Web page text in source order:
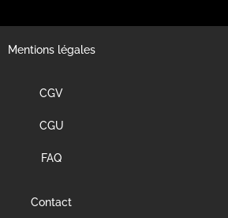
Mentions légales
CGV
CGU
FAQ
Contact